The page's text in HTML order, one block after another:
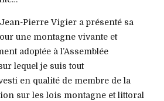
Pierre Vigier a présenté sa
une montagne vivante et
adoptée à l’Assemblée
lequel je suis tout
en qualité de membre de la
sur les lois montagne et littoral